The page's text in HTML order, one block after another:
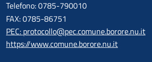
Telefono: 0785-790010
FAX: 0785-86751
PEC: protocollo@pec.comune.borore.nu.it
https://www.comune.borore.nu.it